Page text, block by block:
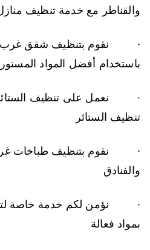
والقناطر مع خدمة تنظيف
· نقوم بتنظيف شقق غرب
باستخدام أفضل المواد
· نعمل على تنظيف
تنظيف الستائر
· نقوم بتنظيف طباخات
والفنادق
· نؤمن لكم خدمة خاصة
بمواد فعالة